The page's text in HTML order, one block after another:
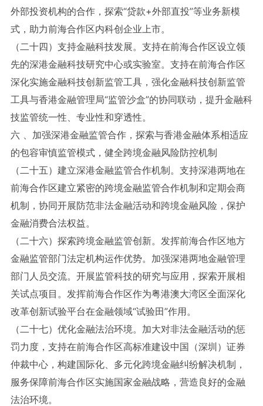
外部投资机构的合作，探索“贷款+外部直投”等业务新模
式，助力前海合作区内科创企业上市。
（二十四）支持金融科技发展。支持在前海合作区设立领
先的深港金融科技研究中心或实验室。支持在前海合作区
深化实施金融科技创新监管工具，强化金融科技创新监管
工具与香港金融管理局“监管沙盒”的协同联动，提升金融科
技监管统一性、专业性和穿透性。
六 、加强深港金融监管合作，探索与香港金融体系相适应
的包容审慎监管模式，健全跨境金融风险防控机制
（二十五）建立深港金融监管合作机制。支持深港两地在
前海合作区建立紧密的跨境金融监管合作机制和定期会商
机制，协同开展防范非法金融活动和跨境金融风险，保护
金融消费合法权益。
（二十六）探索跨境金融监管创新。发挥前海合作区地方
金融监管部门法定机构运作优势。加强深港两地金融管理
部门人员交流。开展监管科技的研究与应用，探索开展相
关试点项目。发挥前海合作区作为粤港澳大湾区全面深化
改革创新试验平台在金融领域“试验田”作用。
（二十七）优化金融法治环境。加大对非法金融活动的惩
罚力度，支持在前海合作区高标准建设中国（深圳）证券
仲裁中心，构建国际化、多元化跨境金融纠纷解决机制，
服务保障前海合作区实施国家金融战略，营造良好的金融
法治环境。